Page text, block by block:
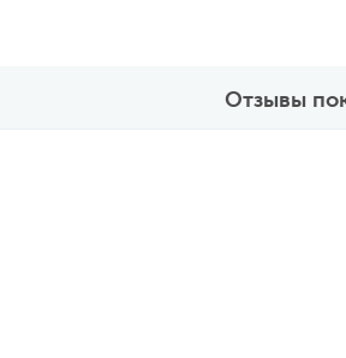
Отзывы